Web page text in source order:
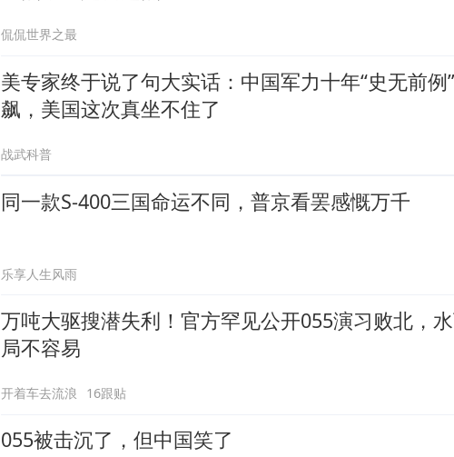
侃侃世界之最
美专家终于说了句大实话：中国军力十年“史无前例
飙，美国这次真坐不住了
战武科普
同一款S-400三国命运不同，普京看罢感慨万千
乐享人生风雨
万吨大驱搜潜失利！官方罕见公开055演习败北，
局不容易
开着车去流浪 16跟贴
055被击沉了，但中国笑了